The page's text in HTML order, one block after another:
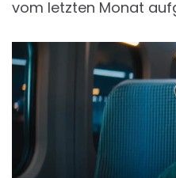
vom letzten Monat